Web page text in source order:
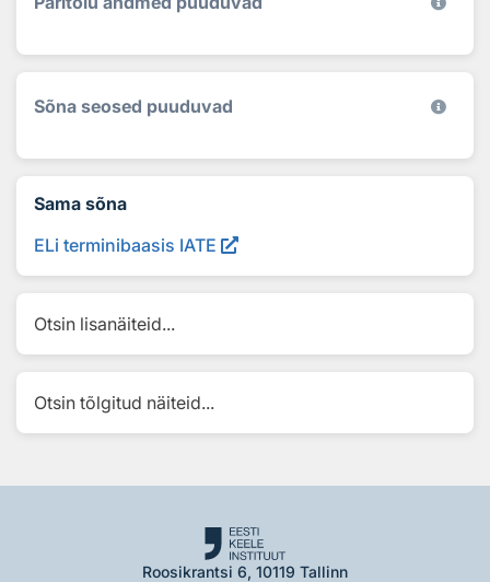
Sõna seosed puuduvad
Sama sõna
ELi terminibaasis IATE
Otsin lisanäiteid...
Otsin tõlgitud näiteid...
Roosikrantsi 6, 10119 Tallinn